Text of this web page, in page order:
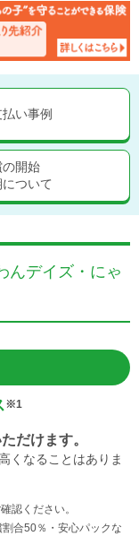
い事例
の開始
について
んデイズ・にゃ
※1
だけます。
くなることはありま
認ください。
合50％・安心パックな